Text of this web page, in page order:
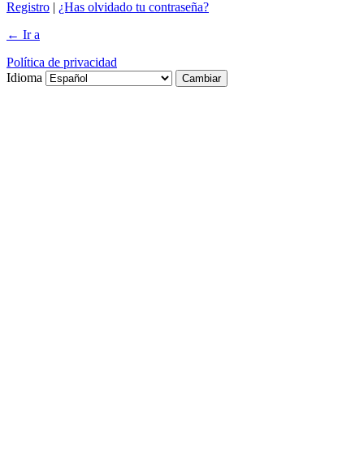
Registro | ¿Has olvidado tu contraseña?
← Ir a
Política de privacidad
Idioma